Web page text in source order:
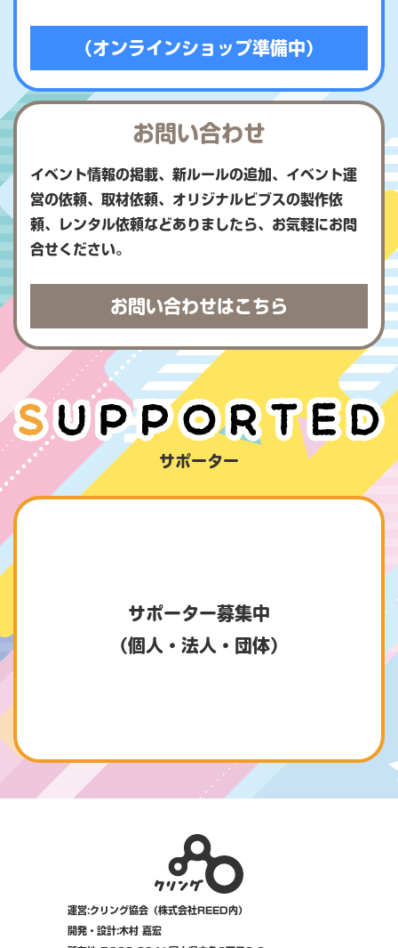
（オンラインショップ準備中）
お問い合わせ
イベント情報の掲載、新ルールの追加、イベント運
営の依頼、取材依頼、オリジナルビブスの製作依
頼、レンタル依頼などありましたら、お気軽にお問
合せください。
お問い合わせはこちら
サポーター
サポーター募集中
（個人・法人・団体）
運営:クリング協会（株式会社REED内）
開発・設計:木村 嘉宏